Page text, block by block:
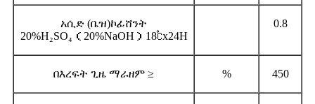
አሲድ (ቤዝ)ኮፊሸንት
20%H₂SO₄（20%NaOH）18℃x24H
0.8
በእረፍት ጊዜ ማራዘም ≥ % 450